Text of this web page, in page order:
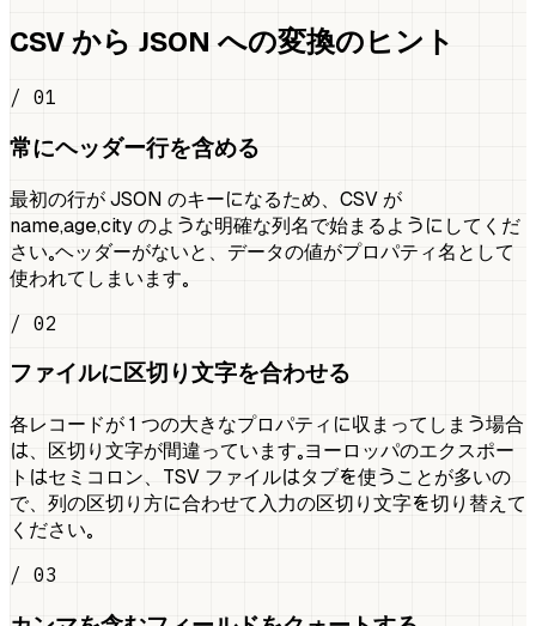
CSV から JSON への変換のヒント
/ 01
常にヘッダー行を含める
最初の行が JSON のキーになるため、CSV が
name,age,city のような明確な列名で始まるようにしてくだ
さい。ヘッダーがないと、データの値がプロパティ名として
使われてしまいます。
/ 02
ファイルに区切り文字を合わせる
各レコードが 1 つの大きなプロパティに収まってしまう場合
は、区切り文字が間違っています。ヨーロッパのエクスポー
トはセミコロン、TSV ファイルはタブを使うことが多いの
で、列の区切り方に合わせて入力の区切り文字を切り替えて
ください。
/ 03